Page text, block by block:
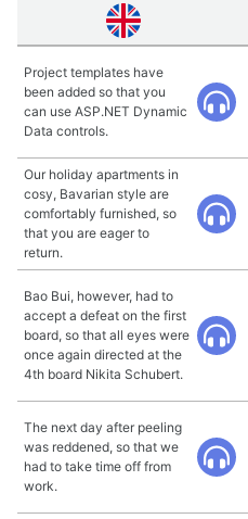
Project templates have
been added so that you
can use ASP.NET Dynamic
Data controls.
Our holiday apartments in
cosy, Bavarian style are
comfortably furnished, so
that you are eager to
return.
Bao Bui, however, had to
accept a defeat on the first
board, so that all eyes were
once again directed at the
4th board Nikita Schubert.
The next day after peeling
was reddened, so that we
had to take time off from
work.